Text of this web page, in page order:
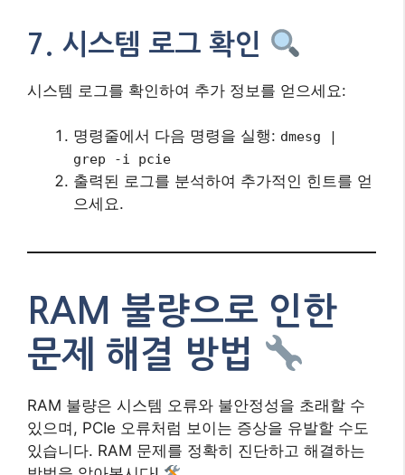
7. 시스템 로그 확인
시스템 로그를 확인하여 추가 정보를 얻으세요:
명령줄에서 다음 명령을 실행: dmesg |
grep -i pcie
출력된 로그를 분석하여 추가적인 힌트를 얻
으세요.
RAM 불량으로 인한
문제 해결 방법
RAM 불량은 시스템 오류와 불안정성을 초래할 수
있으며, PCIe 오류처럼 보이는 증상을 유발할 수도
있습니다. RAM 문제를 정확히 진단하고 해결하는